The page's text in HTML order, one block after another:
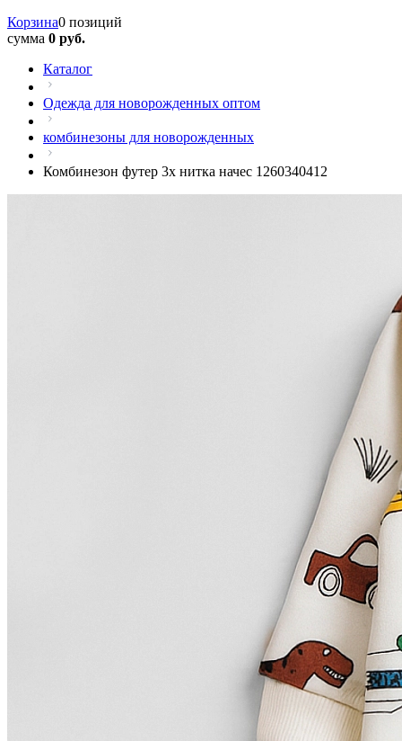
Корзина0 позиций
сумма 0 руб.
Каталог
Одежда для новорожденных оптом
комбинезоны для новорожденных
Комбинезон футер 3х нитка начес 1260340412